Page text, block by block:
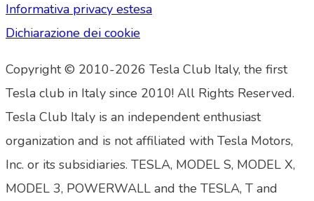
Informativa privacy estesa
Dichiarazione dei cookie
Copyright © 2010-2026 Tesla Club Italy, the first
Tesla club in Italy since 2010! All Rights Reserved.
Tesla Club Italy is an independent enthusiast
organization and is not affiliated with Tesla Motors,
Inc. or its subsidiaries. TESLA, MODEL S, MODEL X,
MODEL 3, POWERWALL and the TESLA, T and